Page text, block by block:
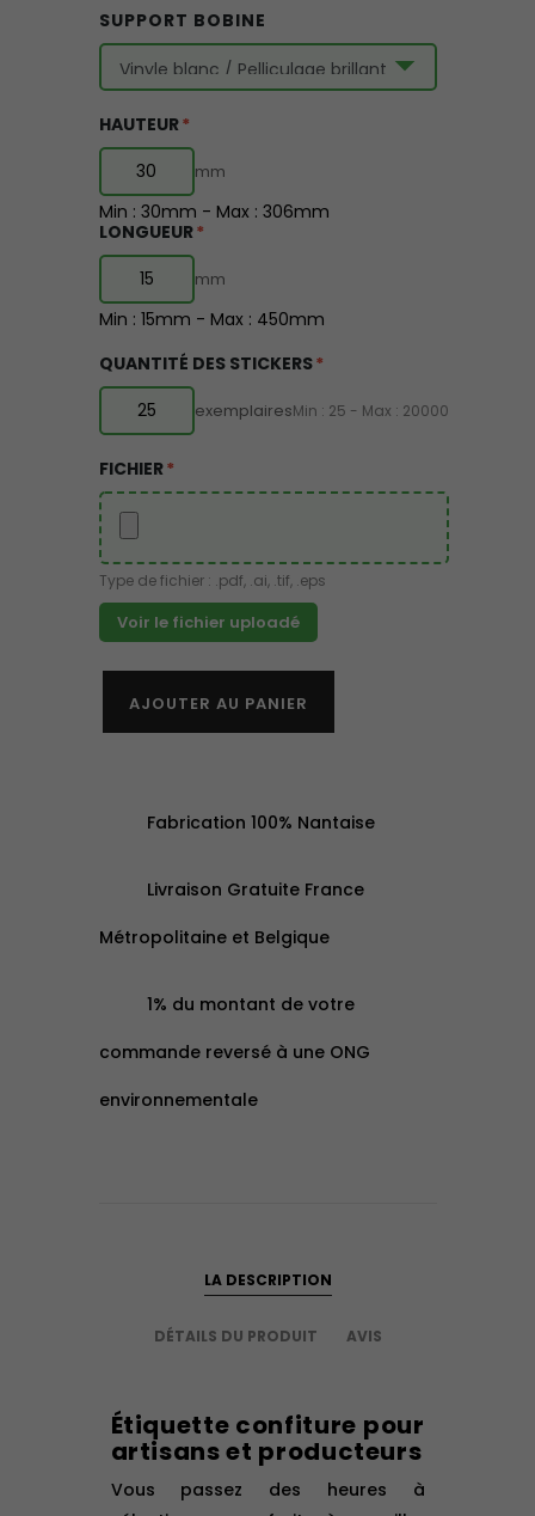
SUPPORT BOBINE
HAUTEUR*
mm
Min : 30mm - Max : 306mm
LONGUEUR*
mm
Min : 15mm - Max : 450mm
QUANTITÉ DES STICKERS*
exemplairesMin : 25 - Max : 20000
FICHIER*
Type de fichier : .pdf, .ai, .tif, .eps
Voir le fichier uploadé
AJOUTER AU PANIER
Fabrication 100% Nantaise
Livraison Gratuite France
Métropolitaine et Belgique
1% du montant de votre
commande reversé à une ONG
environnementale
LA DESCRIPTION
DÉTAILS DU PRODUIT AVIS
Étiquette confiture pour
artisans et producteurs
Vous passez des heures à